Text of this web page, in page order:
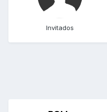
Invitados